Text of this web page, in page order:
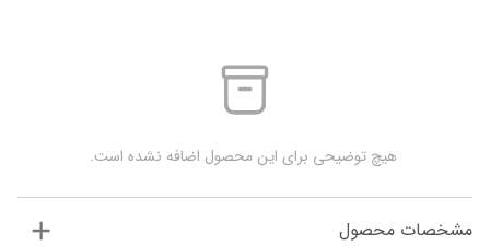
هیچ توضیحی برای این محصول اضافه نشده است.
مشخصات محصول